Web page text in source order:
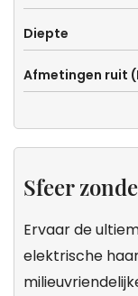
Diepte
Afmetingen ruit
Sfeer
Ervaar de
elektrische